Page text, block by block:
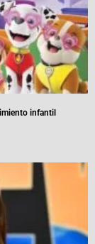
infantil